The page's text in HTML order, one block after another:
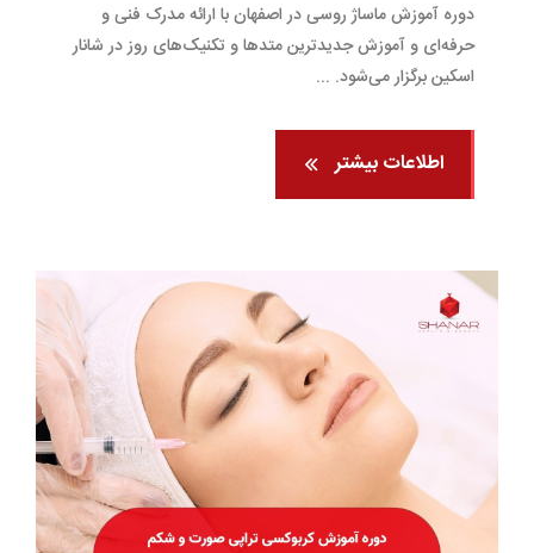
دوره آموزش ماساژ روسی در اصفهان با ارائه مدرک فنی و
حرفه‌ای و آموزش جدیدترین متدها و تکنیک‌های روز در شانار
اسکین برگزار می‌شود. ...
اطلاعات بیشتر